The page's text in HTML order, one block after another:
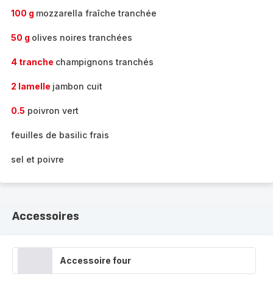
100 g mozzarella fraîche tranchée
50 g olives noires tranchées
4 tranche champignons tranchés
2 lamelle jambon cuit
0.5 poivron vert
feuilles de basilic frais
sel et poivre
Accessoires
Accessoire four